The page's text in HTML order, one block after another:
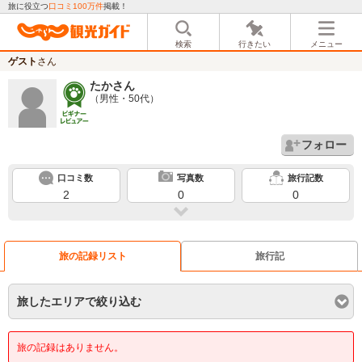
旅に役立つ口コミ100万件掲載！
検索 行きたい メニュー
ゲスト さん
たかさん
（男性・50代）
フォロー
口コミ数
2
写真数
0
旅行記数
0
旅の記録リスト 旅行記
旅したエリアで絞り込む
旅の記録はありません。